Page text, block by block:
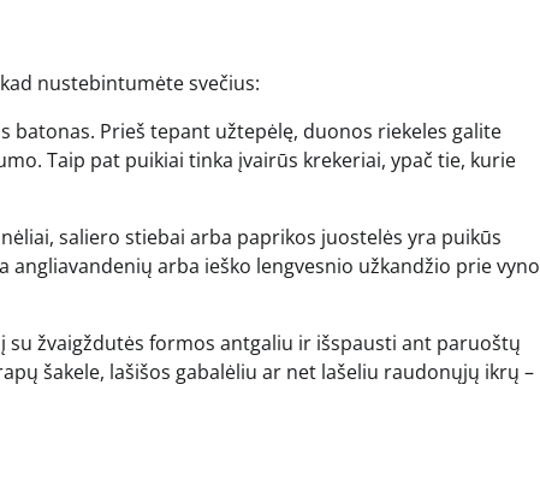
nustebintumėte svečius:
batonas. Prieš tepant užtepėlę, duonos riekeles galite
Taip pat puikiai tinka įvairūs krekeriai, ypač tie, kurie
saliero stiebai arba paprikos juostelės yra puikūs
angliavandenių arba ieško lengvesnio užkandžio prie vyno
žvaigždutės formos antgaliu ir išspausti ant paruoštų
šakele, lašišos gabalėliu ar net lašeliu raudonųjų ikrų –